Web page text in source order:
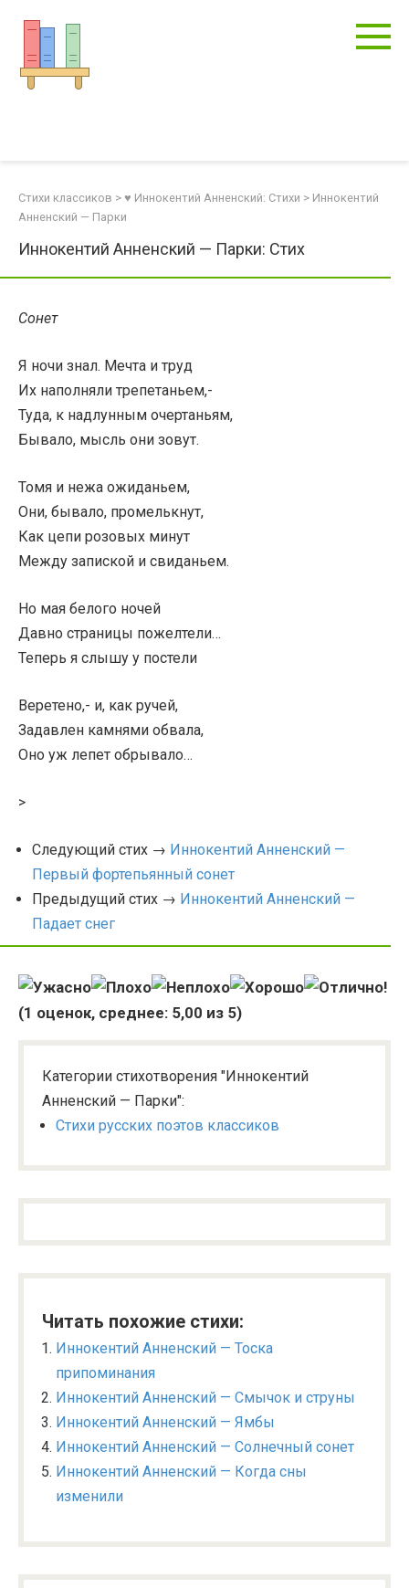
контенту
Стихи классиков > ♥ Иннокентий Анненский: Стихи > Иннокентий
Анненский — Парки
Иннокентий Анненский — Парки: Стих
Сонет
Я ночи знал. Мечта и труд
Их наполняли трепетаньем,-
Туда, к надлунным очертаньям,
Бывало, мысль они зовут.
Томя и нежа ожиданьем,
Они, бывало, промелькнут,
Как цепи розовых минут
Между запиской и свиданьем.
Но мая белого ночей
Давно страницы пожелтели…
Теперь я слышу у постели
Веретено,- и, как ручей,
Задавлен камнями обвала,
Оно уж лепет обрывало…
>
Следующий стих → Иннокентий Анненский —
Первый фортепьянный сонет
Предыдущий стих → Иннокентий Анненский —
Падает снег
(1 оценок, среднее: 5,00 из 5)
Категории стихотворения "Иннокентий
Анненский — Парки":
Стихи русских поэтов классиков
Читать похожие стихи:
Иннокентий Анненский — Тоска
припоминания
Иннокентий Анненский — Смычок и струны
Иннокентий Анненский — Ямбы
Иннокентий Анненский — Солнечный сонет
Иннокентий Анненский — Когда сны
изменили